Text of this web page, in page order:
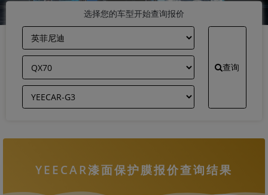
选择您的车型开始查询报价
查询
YEECAR漆面保护膜报价查询结果